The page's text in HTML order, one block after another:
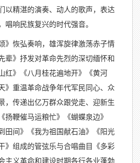
以精湛的演奏、动人的歌声，表达
唱响民族复兴的时代强音。
》恢弘奏响，雄浑旋律激荡赤子情
辈》抒发对革命先烈的深切缅怀和
红》《八月桂花遍地开》《黄河
》重温革命战争年代军民同心、众
，传递出亿万群众跟党走、迎新生
扬鞭催马运粮忙》《蝴蝶泉边》
田间》《我为祖国献石油》《阳光
》组成的管弦乐与合唱曲目《多彩
主义革命和建设时期各行各业蓬勃